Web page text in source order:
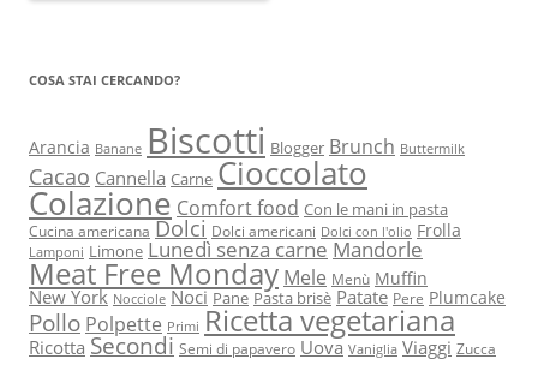
COSA STAI CERCANDO?
Arancia Banane Biscotti Blogger Brunch Buttermilk
Cacao Cannella Carne Cioccolato
Colazione Comfort food Con le mani in pasta
Cucina americana Dolci Dolci americani Dolci con l'olio Frolla
Lamponi Limone Lunedì senza carne Mandorle
Meat Free Monday Mele Menù Muffin
New York Nocciole Noci Pane Pasta brisè Patate Pere Plumcake
Pollo Polpette Primi Ricetta vegetariana
Ricotta Secondi Semi di papavero Uova Vaniglia Viaggi Zucca